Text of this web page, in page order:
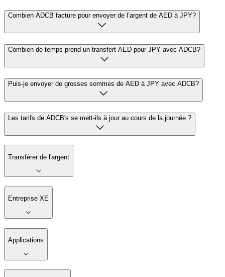
Combien ADCB facture pour envoyer de l’argent de AED à JPY?
Combien de temps prend un transfert AED pour JPY avec ADCB?
Puis-je envoyer de grosses sommes de AED à JPY avec ADCB?
Les tarifs de ADCB's se mett-ils à jour au cours de la journée ?
Transférer de l'argent
Entreprise XE
Applications